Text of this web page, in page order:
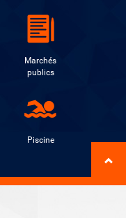
Marchés
publics
Piscine